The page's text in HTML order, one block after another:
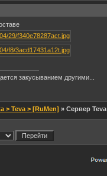
закусыванием другими...
> Teva > [RuMen] » Сервер Teva